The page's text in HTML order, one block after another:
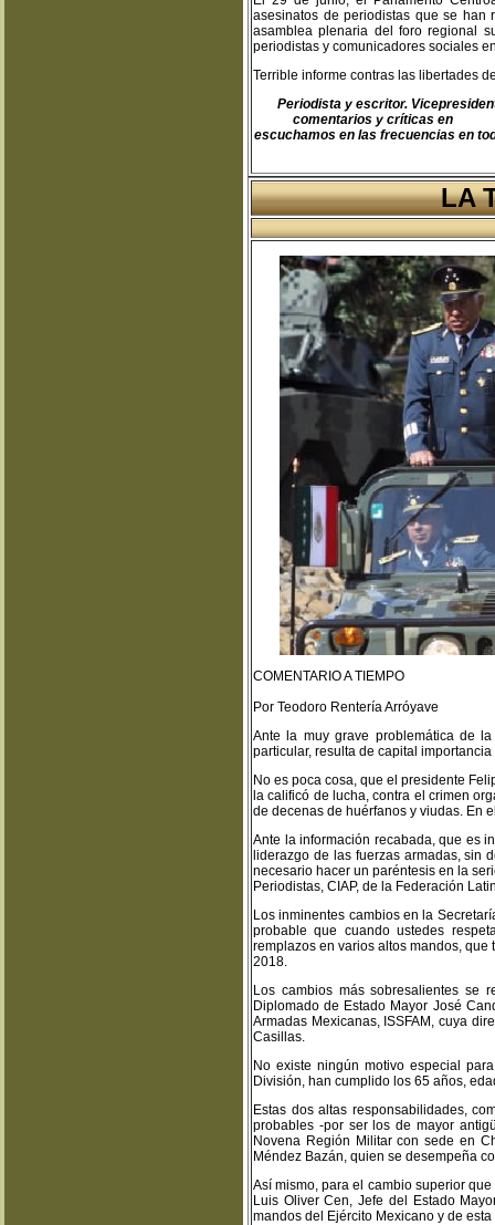
asesinatos de periodistas que se
asamblea plenaria del foro regional
periodistas y comunicadores sociales
Terrible informe contras las libertades
Periodista y escritor.
comentarios y críticas en
escuchamos en las frecuencias en
LA
COMENTARIO A TIEMPO
Por Teodoro Rentería Arróyave
Ante la muy grave problemática de
particular, resulta de capital
No es poca cosa, que el presidente
la calificó de lucha, contra el crimen
de decenas de huérfanos y viudas. En
Ante la información recabada, que es
liderazgo de las fuerzas armadas, sin
necesario hacer un paréntesis en la
Periodistas, CIAP, de la Federación
Los inminentes cambios en la
probable que cuando ustedes
remplazos en varios altos mandos,
2018.
Los cambios más sobresalientes
Diplomado de Estado Mayor José
Armadas Mexicanas, ISSFAM, cuya
Casillas.
No existe ningún motivo especial
División, han cumplido los 65 años,
Estas dos altas responsabilidades,
probables -por ser los de mayor
Novena Región Militar con sede en
Méndez Bazán, quien se desempeña
Así mismo, para el cambio superior
Luis Oliver Cen, Jefe del Estado
mandos del Ejército Mexicano y de